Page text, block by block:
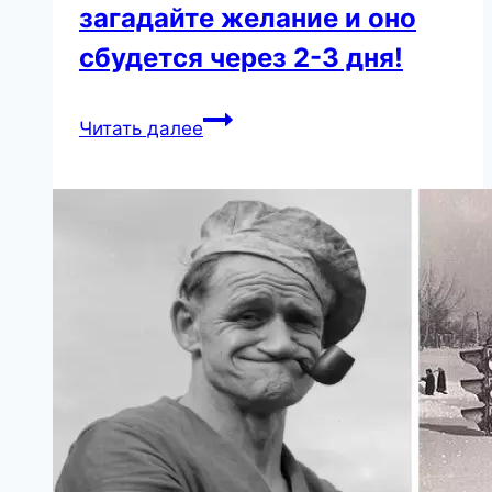
загадайте желание и оно
сбудется через 2-3 дня!
Читать далееТалисман
богатства
—
просто
загадайте
желание
оно
сбудется
через
2-